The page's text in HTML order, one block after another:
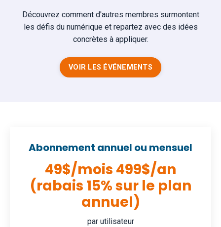
Découvrez comment d'autres membres surmontent
les défis du numérique et repartez avec des idées
concrètes à appliquer.
VOIR LES ÉVÉNEMENTS
Abonnement annuel ou mensuel
49$/mois 499$/an
(rabais 15% sur le plan
annuel)
par utilisateur